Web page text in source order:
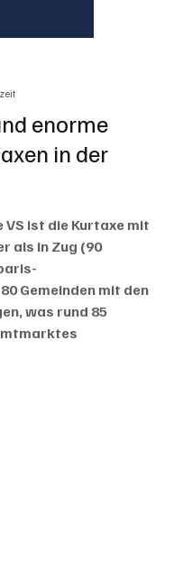
enorme
in der
VS ist die Kurtaxe mit
als in Zug (90
Gemeinden mit den
was rund 85